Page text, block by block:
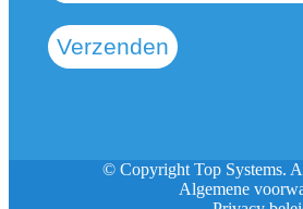
Verzenden
© Copyright Top Systems.
Algemene